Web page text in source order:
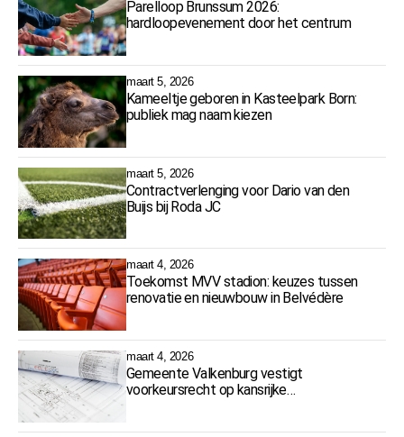
Parelloop Brunssum 2026:
hardloopevenement door het centrum
maart 5, 2026
Kameeltje geboren in Kasteelpark Born:
publiek mag naam kiezen
maart 5, 2026
Contractverlenging voor Dario van den
Buijs bij Roda JC
maart 4, 2026
Toekomst MVV stadion: keuzes tussen
renovatie en nieuwbouw in Belvédère
maart 4, 2026
Gemeente Valkenburg vestigt
voorkeursrecht op kansrijke